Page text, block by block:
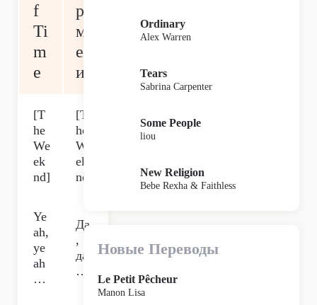
f
Ti
m
e
ре
м
ен
и
[T
he
We
ek
nd]
[T
he
We
ek
nd]
Ye
ah,
ye
ah
…
Да
,
да
…
Ordinary
Alex Warren
Tears
Sabrina Carpenter
Some People
liou
New Religion
Bebe Rexha & Faithless
Новые Переводы
Le Petit Pêcheur
Manon Lisa